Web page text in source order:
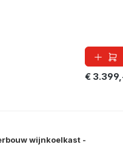
€
wijnkoelkast -